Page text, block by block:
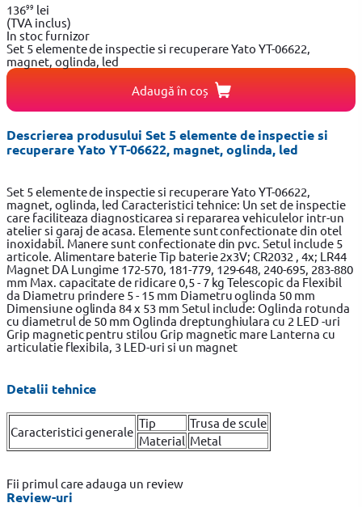
13699 lei
(TVA inclus)
In stoc furnizor
Set 5 elemente de inspectie si recuperare Yato YT-06622,
magnet, oglinda, led
Adaugă în coș
Descrierea produsului Set 5 elemente de inspectie si
recuperare Yato YT-06622, magnet, oglinda, led
Set 5 elemente de inspectie si recuperare Yato YT-06622,
magnet, oglinda, led Caracteristici tehnice: Un set de inspectie
care faciliteaza diagnosticarea si repararea vehiculelor intr-un
atelier si garaj de acasa. Elemente sunt confectionate din otel
inoxidabil. Manere sunt confectionate din pvc. Setul include 5
articole. Alimentare baterie Tip baterie 2x3V; CR2032 , 4x; LR44
Magnet DA Lungime 172-570, 181-779, 129-648, 240-695, 283-880
mm Max. capacitate de ridicare 0,5 - 7 kg Telescopic da Flexibil
da Diametru prindere 5 - 15 mm Diametru oglinda 50 mm
Dimensiune oglinda 84 x 53 mm Setul include: Oglinda rotunda
cu diametrul de 50 mm Oglinda dreptunghiulara cu 2 LED -uri
Grip magnetic pentru stilou Grip magnetic mare Lanterna cu
articulatie flexibila, 3 LED-uri si un magnet
Detalii tehnice
Caracteristici generale
Tip
Trusa de scule
Material Metal
Fii primul care adauga un review
Review-uri